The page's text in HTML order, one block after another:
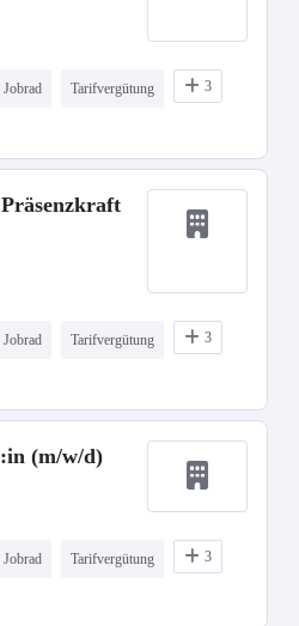
Jobrad Tarifvergütung 3
Jobrad Tarifvergütung 3
(m/w/d)
Jobrad Tarifvergütung 3